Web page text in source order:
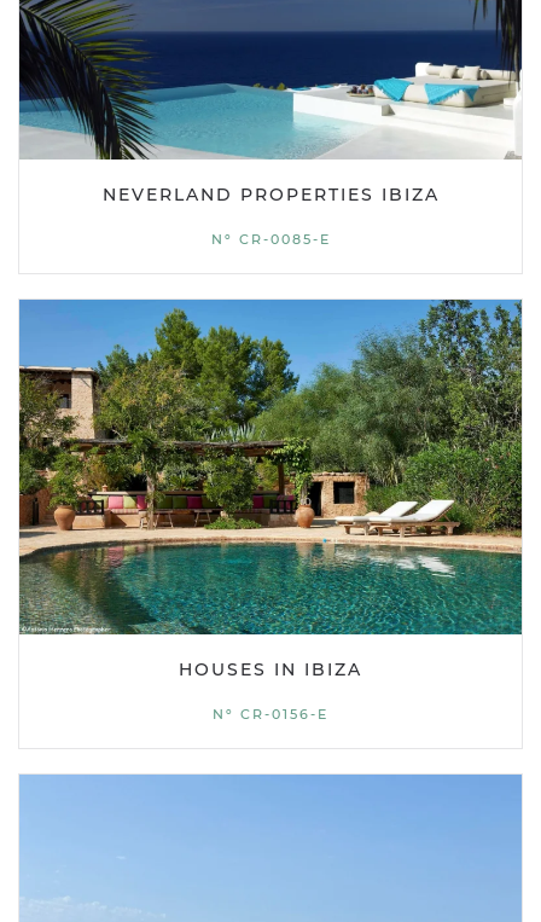
NEVERLAND PROPERTIES IBIZA
Nº CR-0085-E
HOUSES IN IBIZA
Nº CR-0156-E